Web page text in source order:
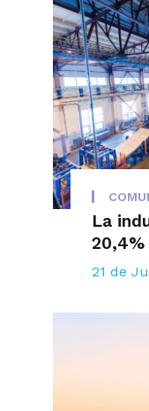
La
20,4%
21 de